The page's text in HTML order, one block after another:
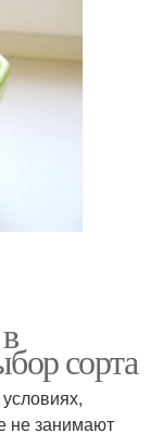
сорта
не занимают